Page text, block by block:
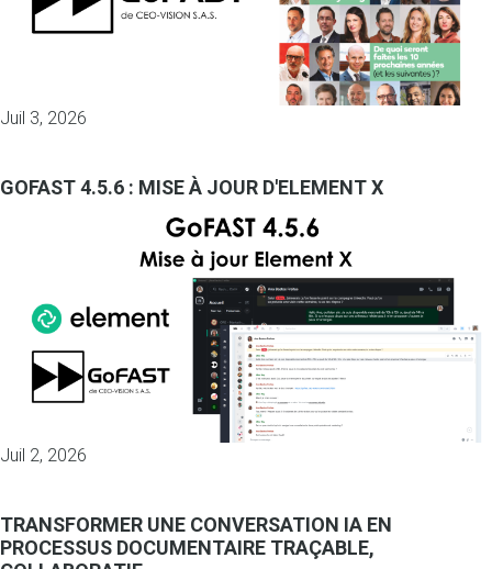
Juil 3, 2026
GOFAST 4.5.6 : MISE À JOUR D'ELEMENT X
Juil 2, 2026
TRANSFORMER UNE CONVERSATION IA EN
PROCESSUS DOCUMENTAIRE TRAÇABLE,